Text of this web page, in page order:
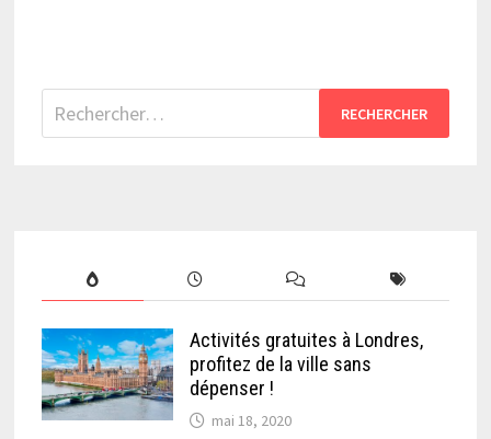
Rechercher :
Activités gratuites à Londres,
profitez de la ville sans
dépenser !
mai 18, 2020